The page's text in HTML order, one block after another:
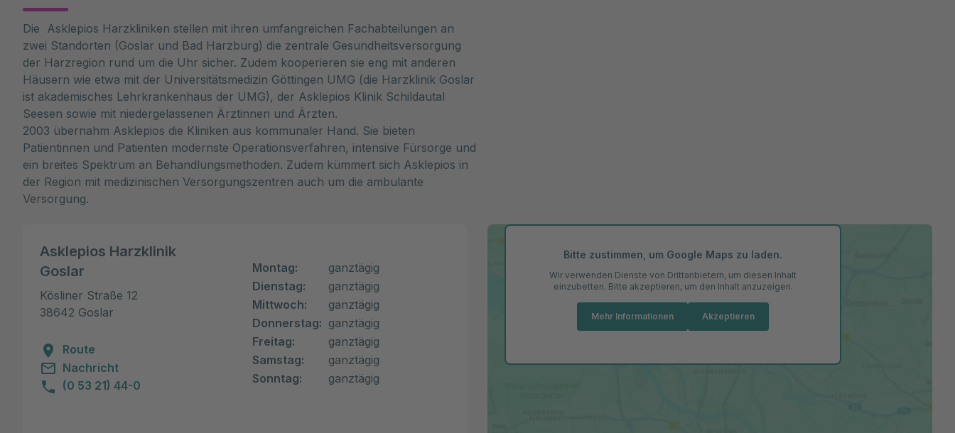
Bitte zustimmen, um Google Maps zu laden.
Wir verwenden Dienste von Drittanbietern, um diesen Inhalt
einzubetten. Bitte akzeptieren, um den Inhalt anzuzeigen.
Mehr Informationen Akzeptieren
Die Asklepios Harzkliniken stellen mit ihren umfangreichen Fachabteilungen an
zwei Standorten (Goslar und Bad Harzburg) die zentrale Gesundheitsversorgung
der Harzregion rund um die Uhr sicher. Zudem kooperieren sie eng mit anderen
Häusern wie etwa mit der Universitätsmedizin Göttingen UMG (die Harzklinik Goslar
ist akademisches Lehrkrankenhaus der UMG), der Asklepios Klinik Schildautal
Seesen sowie mit niedergelassenen Ärztinnen und Ärzten.
2003 übernahm Asklepios die Kliniken aus kommunaler Hand. Sie bieten
Patientinnen und Patienten modernste Operationsverfahren, intensive Fürsorge und
ein breites Spektrum an Behandlungsmethoden. Zudem kümmert sich Asklepios in
der Region mit medizinischen Versorgungszentren auch um die ambulante
Versorgung.
Asklepios Harzklinik
Goslar
Kösliner Straße 12
38642 Goslar
Route
Nachricht
(0 53 21) 44-0
Montag:
ganztägig
Dienstag:
ganztägig
Mittwoch:
ganztägig
Donnerstag: ganztägig
Freitag:
ganztägig
Samstag:
ganztägig
Sonntag:
ganztägig